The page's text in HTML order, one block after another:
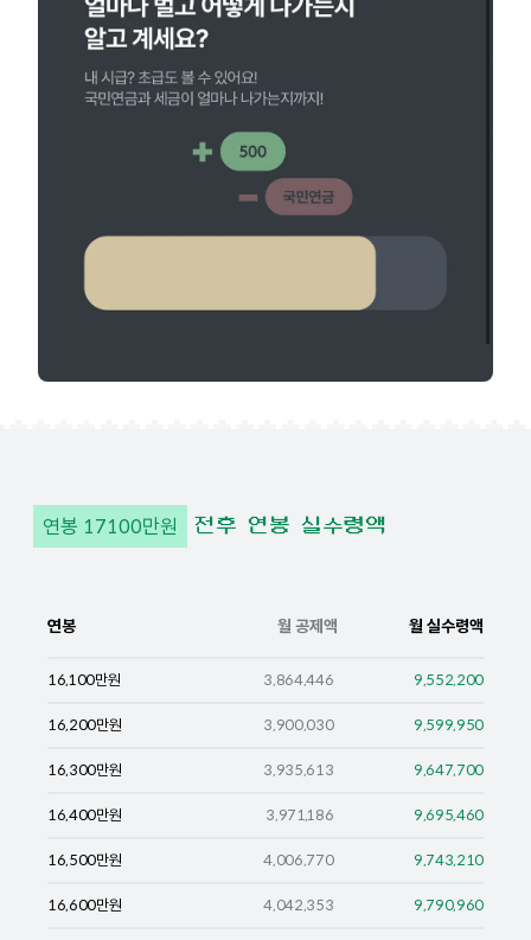
연봉 17100만원 전후 연봉 실수령액
연봉 월 공제액 월 실수령액
16,100만원 3,864,446 9,552,200
16,200만원 3,900,030 9,599,950
16,300만원 3,935,613 9,647,700
16,400만원 3,971,186 9,695,460
16,500만원 4,006,770 9,743,210
16,600만원 4,042,353 9,790,960